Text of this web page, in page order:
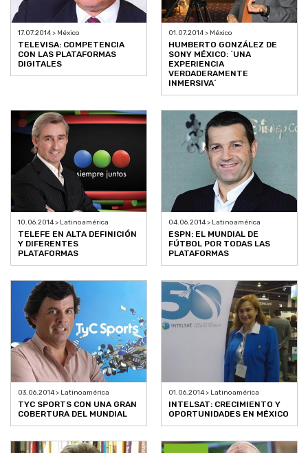
17.07.2014 > México
TELEVISA: COMPETENCIA
CON LAS PLATAFORMAS
DIGITALES
01.07.2014 > México
HUMBERTO GONZÁLEZ DE
SONY MÉXICO: ´UNA
EXPERIENCIA
VERDADERAMENTE
INMERSIVA´
10.06.2014 > Latinoamérica
TELEFE EN ALTA DEFINICIÓN
Y DIFERENTES
PLATAFORMAS
04.06.2014 > Latinoamérica
ESPN: EL MUNDIAL DE
FÚTBOL POR TODAS LAS
PLATAFORMAS
03.06.2014 > Latinoamérica
TYC SPORTS CON UNA GRAN
COBERTURA DEL MUNDIAL
01.06.2014 > Latinoamérica
INTELSAT: CRECIMIENTO Y
OPORTUNIDADES EN MÉXICO